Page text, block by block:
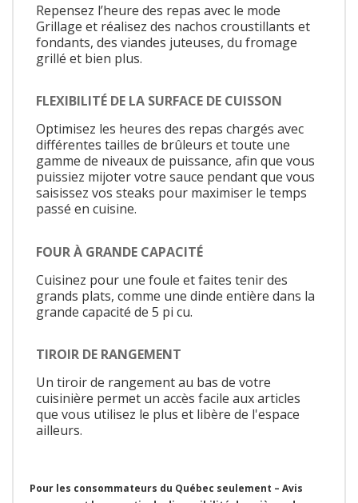
Repensez l’heure des repas avec le mode
Grillage et réalisez des nachos croustillants et
fondants, des viandes juteuses, du fromage
grillé et bien plus.
FLEXIBILITÉ DE LA SURFACE DE CUISSON
Optimisez les heures des repas chargés avec
différentes tailles de brûleurs et toute une
gamme de niveaux de puissance, afin que vous
puissiez mijoter votre sauce pendant que vous
saisissez vos steaks pour maximiser le temps
passé en cuisine.
FOUR À GRANDE CAPACITÉ
Cuisinez pour une foule et faites tenir des
grands plats, comme une dinde entière dans la
grande capacité de 5 pi cu.
TIROIR DE RANGEMENT
Un tiroir de rangement au bas de votre
cuisinière permet un accès facile aux articles
que vous utilisez le plus et libère de l'espace
ailleurs.
Pour les consommateurs du Québec seulement – Avis